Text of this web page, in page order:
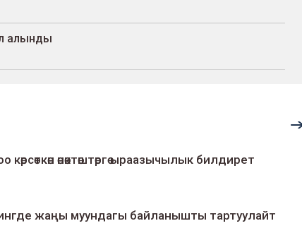
алынды
өнөктөштөргө ыраазычылык билдирет
жаңы муундагы байланышты тартуулайт